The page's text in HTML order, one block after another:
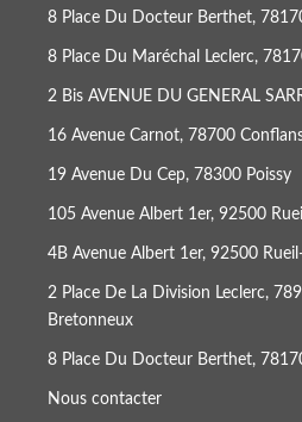
LE
Nos
Nous
Nos
Intranet
ACCÈS
8 Place Du Docteur Berthet,
8 Place Du Maréchal Leclerc,
2 Bis AVENUE DU GENERAL
16 Avenue Carnot, 78700
19 Avenue Du Cep, 78300 Poissy
105 Avenue Albert 1er, 92500
4B Avenue Albert 1er, 92500
2 Place De La Division Leclerc,
Bretonneux
8 Place Du Docteur Berthet,
Nous contacter